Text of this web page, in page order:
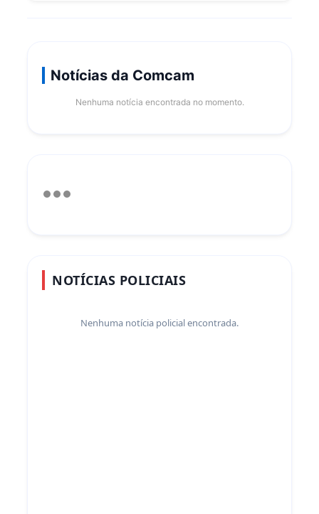
Notícias da Comcam
Nenhuma notícia encontrada no momento.
NOTÍCIAS POLICIAIS
Nenhuma notícia policial encontrada.